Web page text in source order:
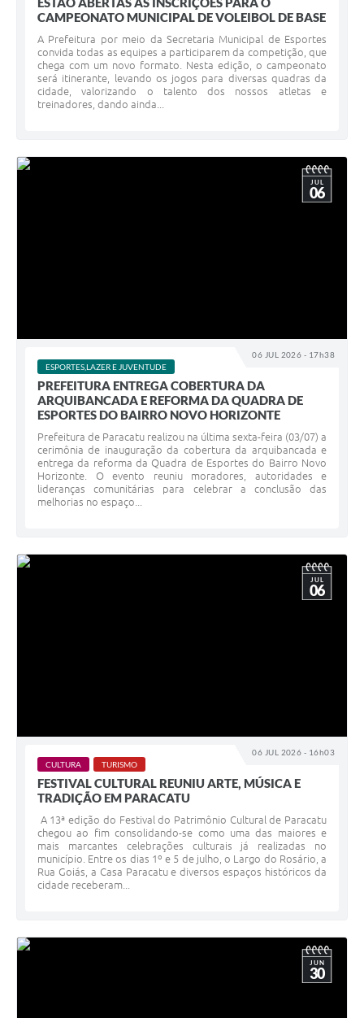
CAMPEONATO MUNICIPAL DE VOLEIBOL DE BASE
A Prefeitura por meio da Secretaria Municipal de Esportes
convida todas as equipes a participarem da competição, que
chega com um novo formato. Nesta edição, o campeonato
será itinerante, levando os jogos para diversas quadras da
cidade, valorizando o talento dos nossos atletas e
treinadores, dando ainda...
06 JUL 2026 - 17h38
JUL
06
ESPORTES,LAZER E JUVENTUDE
PREFEITURA ENTREGA COBERTURA DA
ARQUIBANCADA E REFORMA DA QUADRA DE
ESPORTES DO BAIRRO NOVO HORIZONTE
Prefeitura de Paracatu realizou na última sexta-feira (03/07) a
cerimônia de inauguração da cobertura da arquibancada e
entrega da reforma da Quadra de Esportes do Bairro Novo
Horizonte. O evento reuniu moradores, autoridades e
lideranças comunitárias para celebrar a conclusão das
melhorias no espaço...
06 JUL 2026 - 16h03
JUL
06
CULTURA TURISMO
FESTIVAL CULTURAL REUNIU ARTE, MÚSICA E
TRADIÇÃO EM PARACATU
A 13ª edição do Festival do Patrimônio Cultural de Paracatu
chegou ao fim consolidando-se como uma das maiores e
mais marcantes celebrações culturais já realizadas no
município. Entre os dias 1º e 5 de julho, o Largo do Rosário, a
Rua Goiás, a Casa Paracatu e diversos espaços históricos da
cidade receberam...
JUN
30